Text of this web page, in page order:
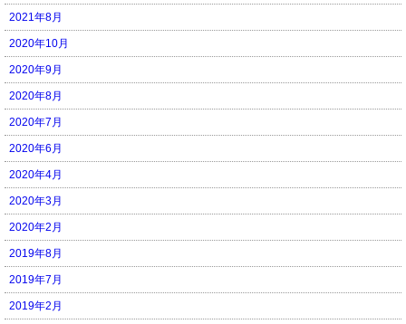
2021年8月
2020年10月
2020年9月
2020年8月
2020年7月
2020年6月
2020年4月
2020年3月
2020年2月
2019年8月
2019年7月
2019年2月